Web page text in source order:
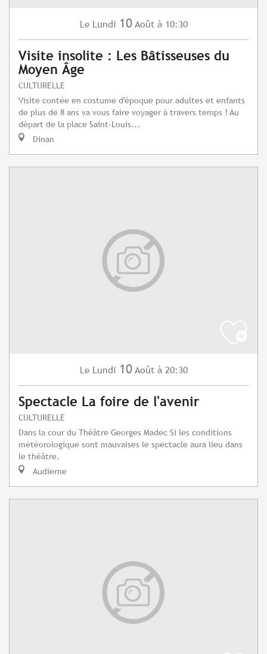
Le Lundi 10 Août à 10:30
Visite insolite : Les Bâtisseuses du
Moyen Âge
CULTURELLE
Visite contée en costume d'époque pour adultes et enfants
de plus de 8 ans va vous faire voyager à travers temps ! Au
départ de la place Saint-Louis...
Dinan
Le Lundi 10 Août à 20:30
Spectacle La foire de l'avenir
CULTURELLE
Dans la cour du Théâtre Georges Madec Si les conditions
météorologique sont mauvaises le spectacle aura lieu dans
le théâtre.
Audierne